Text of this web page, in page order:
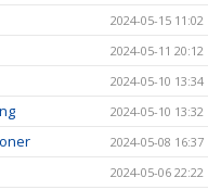
2024-05-15 11:02
2024-05-11 20:12
2024-05-10 13:34
2024-05-10 13:32
2024-05-08 16:37
2024-05-06 22:22